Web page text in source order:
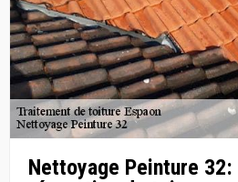
Nettoyage Peinture